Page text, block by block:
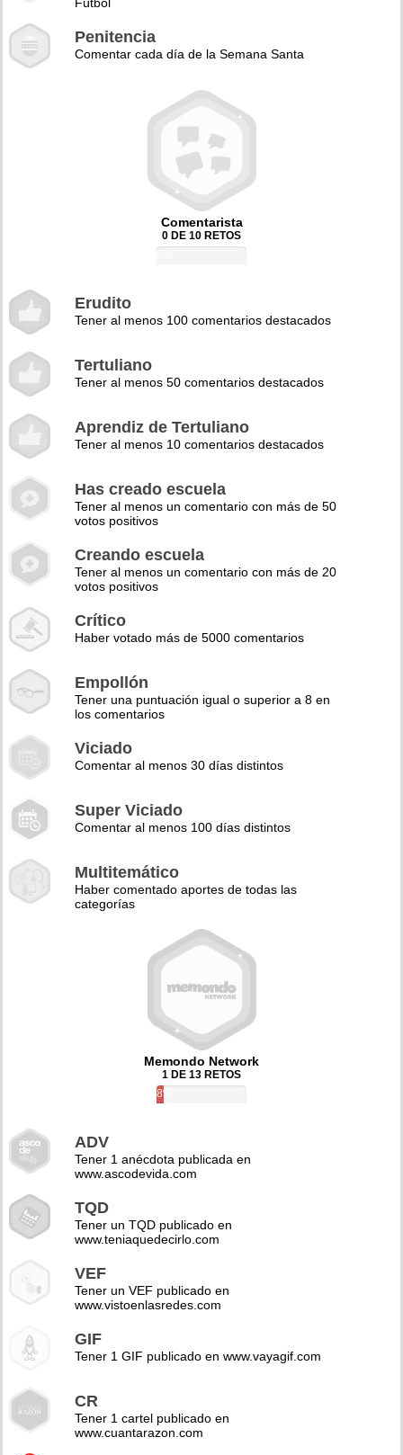
Penitencia
Comentar cada día de la Semana Santa
Comentarista
0 DE 10 RETOS
Erudito
Tener al menos 100 comentarios destacados
Tertuliano
Tener al menos 50 comentarios destacados
Aprendiz de Tertuliano
Tener al menos 10 comentarios destacados
Has creado escuela
Tener al menos un comentario con más de 50
votos positivos
Creando escuela
Tener al menos un comentario con más de 20
votos positivos
Crítico
Haber votado más de 5000 comentarios
Empollón
Tener una puntuación igual o superior a 8 en
los comentarios
Viciado
Comentar al menos 30 días distintos
Super Viciado
Comentar al menos 100 días distintos
Multitemático
Haber comentado aportes de todas las
categorías
Memondo Network
1 DE 13 RETOS
8%
ADV
Tener 1 anécdota publicada en
www.ascodevida.com
TQD
Tener un TQD publicado en
www.teniaquedecirlo.com
VEF
Tener un VEF publicado en
www.vistoenlasredes.com
GIF
Tener 1 GIF publicado en www.vayagif.com
CR
Tener 1 cartel publicado en
www.cuantarazon.com